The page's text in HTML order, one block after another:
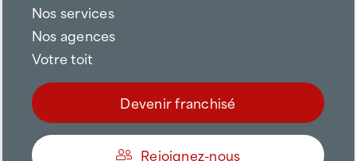
Nos services
Nos agences
Votre toit
Devenir franchisé
Rejoignez-nous